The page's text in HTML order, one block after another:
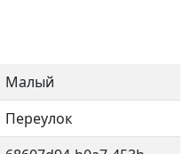
Малый
Переулок